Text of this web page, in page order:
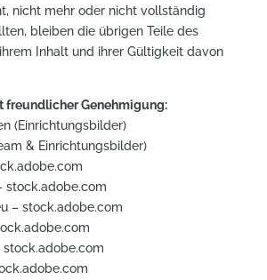
nicht mehr oder nicht vollständig
bleiben die übrigen Teile des
Inhalt und ihrer Gültigkeit davon
freundlicher Genehmigung:
(Einrichtungsbilder)
& Einrichtungsbilder)
stock.adobe.com
– stock.adobe.com